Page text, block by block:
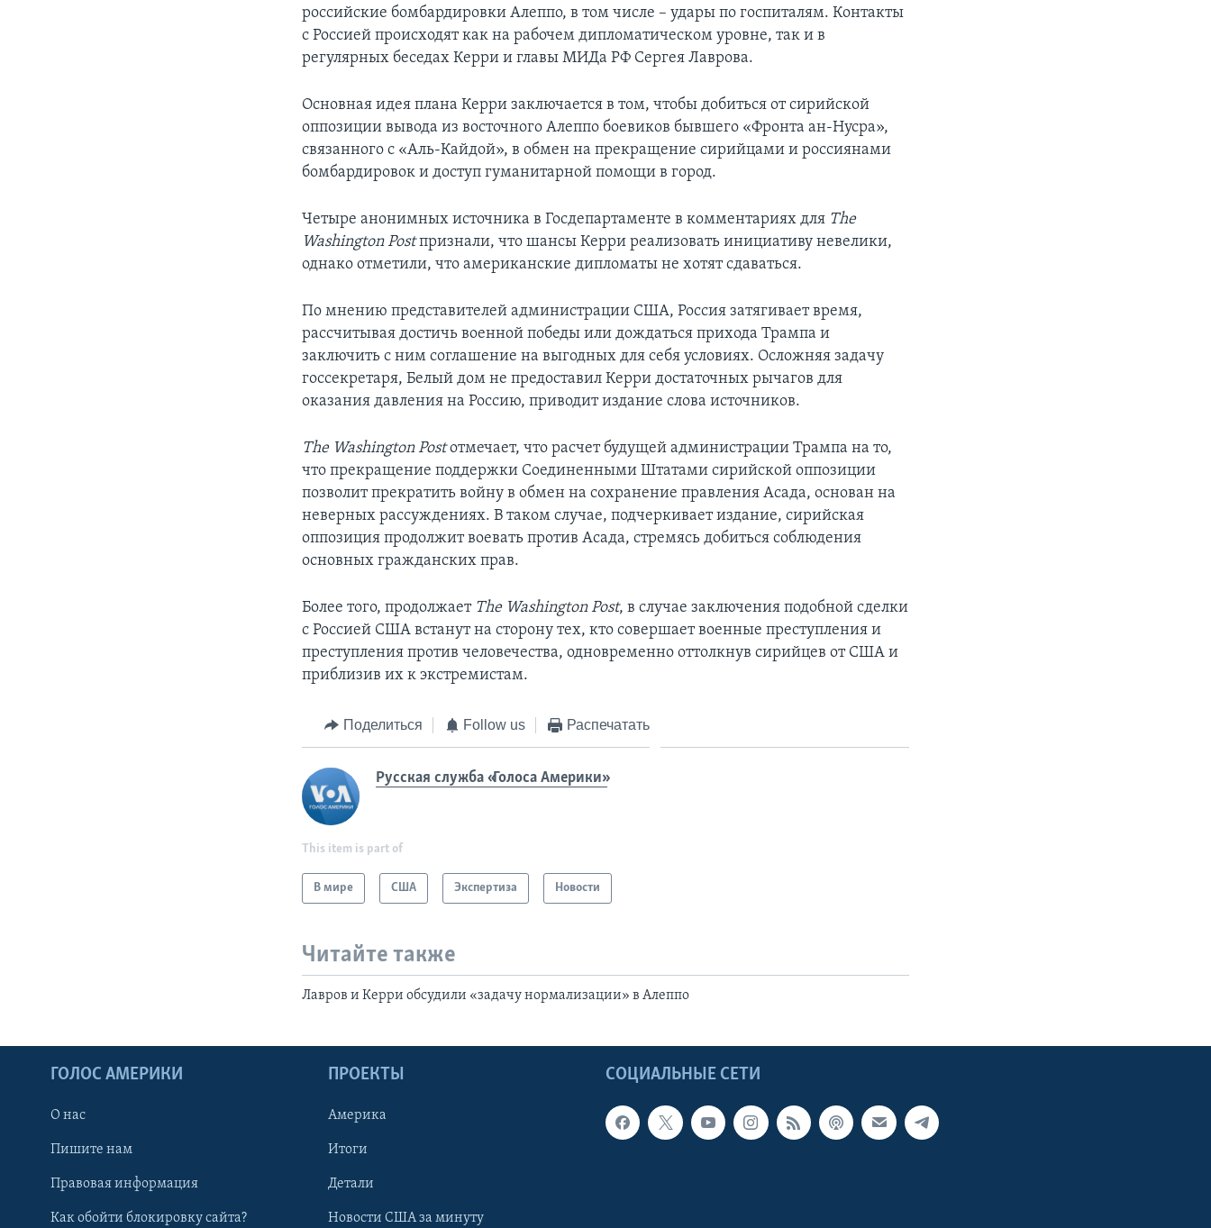
российские бомбардировки Алеппо, в том числе – удары по госпиталям. Контакты
с Россией происходят как на рабочем дипломатическом уровне, так и в
регулярных беседах Керри и главы МИДа РФ Сергея Лаврова.
Основная идея плана Керри заключается в том, чтобы добиться от сирийской
оппозиции вывода из восточного Алеппо боевиков бывшего «Фронта ан-Нусра»,
связанного с «Аль-Кайдой», в обмен на прекращение сирийцами и россиянами
бомбардировок и доступ гуманитарной помощи в город.
Четыре анонимных источника в Госдепартаменте в комментариях для The
Washington Postпризнали, что шансы Керри реализовать инициативу невелики,
однако отметили, что американские дипломаты не хотят сдаваться.
По мнению представителей администрации США, Россия затягивает время,
рассчитывая достичь военной победы или дождаться прихода Трампа и
заключить с ним соглашение на выгодных для себя условиях. Осложняя задачу
госсекретаря, Белый дом не предоставил Керри достаточных рычагов для
оказания давления на Россию, приводит издание слова источников.
The Washington Postотмечает, что расчет будущей администрации Трампа на то,
что прекращение поддержки Соединенными Штатами сирийской оппозиции
позволит прекратить войну в обмен на сохранение правления Асада, основан на
неверных рассуждениях. В таком случае, подчеркивает издание, сирийская
оппозиция продолжит воевать против Асада, стремясь добиться соблюдения
основных гражданских прав.
Более того, продолжает The Washington Post, в случае заключения подобной сделки
с Россией США встанут на сторону тех, кто совершает военные преступления и
преступления против человечества, одновременно оттолкнув сирийцев от США и
приблизив их к экстремистам.
Поделиться Follow us Распечатать
Русская служба «Голоса Америки»
This item is part of
В мире США Экспертиза Новости
Читайте также
Лавров и Керри обсудили «задачу нормализации» в Алеппо
СОЦИАЛЬНЫЕ СЕТИ
ГОЛОС АМЕРИКИ
О нас
Пишите нам
Правовая информация
Как обойти блокировку сайта?
ПРОЕКТЫ
Америка
Итоги
Детали
Новости США за минуту